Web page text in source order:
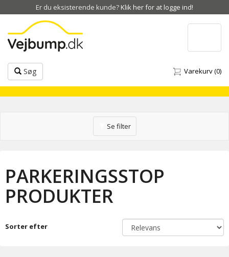
Er du eksisterende kunde?Klik her for at logge ind!
Søg Varekurv(0)
Toggle
navigation
Se filter
PARKERINGSSTOP
PRODUKTER
Sorter efter